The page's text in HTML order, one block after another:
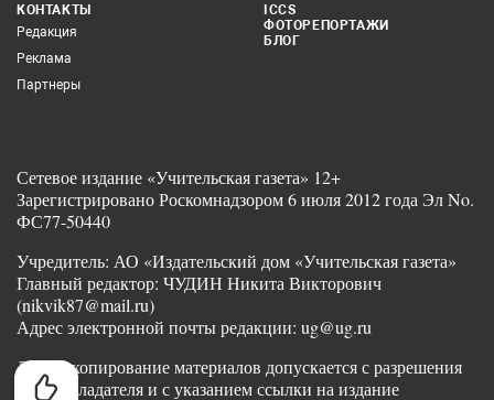
КОНТАКТЫ
Редакция
Реклама
Партнеры
ICCS
ФОТОРЕПОРТАЖИ
БЛОГ
Сетевое издание «Учительская газета» 12+
Зарегистрировано Роскомнадзором 6 июля 2012 года Эл No.
ФС77-50440
Учредитель: АО «Издательский дом «Учительская газета»
Главный редактор: ЧУДИН Никита Викторович
(nikvik87@mail.ru)
Адрес электронной почты редакции: ug@ug.ru
Любое копирование материалов допускается с разрешения
правообладателя и с указанием ссылки на издание